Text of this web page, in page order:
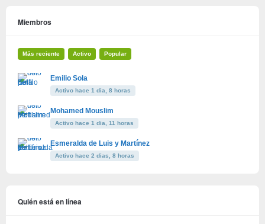
Miembros
Más reciente Activo Popular
Emilio Sola
Activo hace 1 dia, 8 horas
Mohamed Mouslim
Activo hace 1 dia, 11 horas
Esmeralda de Luis y Martínez
Activo hace 2 dias, 8 horas
Quién está en línea